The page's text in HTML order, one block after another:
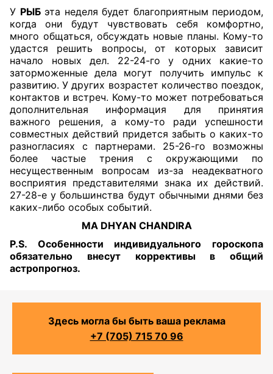
У РЫБэта неделя будет благоприятным периодом,
когда они будут чувствовать себя комфортно,
много общаться, обсуждать новые планы. Кому-то
удастся решить вопросы, от которых зависит
начало новых дел. 22-24-го у одних какие-то
заторможенные дела могут получить импульс к
развитию. У других возрастет количество поездок,
контактов и встреч. Кому-то может потребоваться
дополнительная информация для принятия
важного решения, а кому-то ради успешности
совместных действий придется забыть о каких-то
разногласиях с партнерами. 25-26-го возможны
более частые трения с окружающими по
несущественным вопросам из-за неадекватного
восприятия представителями знака их действий.
27-28-е у большинства будут обычными днями без
каких-либо особых событий.
MA DHYAN CHANDIRA
P.S. Особенности индивидуального гороскопа
обязательно внесут коррективы в общий
астропрогноз.
Здесь могла бы быть ваша реклама
+7 (705) 715 70 96